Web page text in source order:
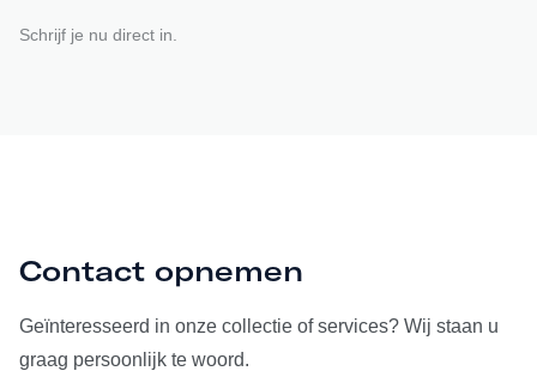
Schrijf je nu direct in.
Contact opnemen
Geïnteresseerd in onze collectie of services? Wij staan u
graag persoonlijk te woord.